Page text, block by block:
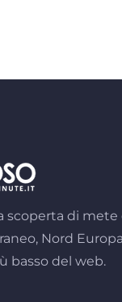
scoperta di mete
Nord
basso del web.